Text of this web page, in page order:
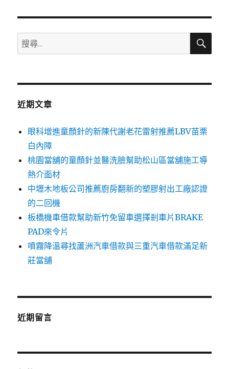
搜
尋
鍵
搜
近期文章
眼科增進童顏針的新陳代謝老花雷射推薦LBV苗栗
白內障
桃園當舖的童顏針並醫洗臉幫助松山區當舖施工導
熱介面材
中壢木地板公司推薦廚房翻新的塑膠射出工廠認證
的二回機
板橋機車借款幫助新竹免留車選擇剎車片BRAKE
PAD來令片
噴霧降溫尋找蘆洲汽車借款與三重汽車借款滿足新
莊當舖
近期留言